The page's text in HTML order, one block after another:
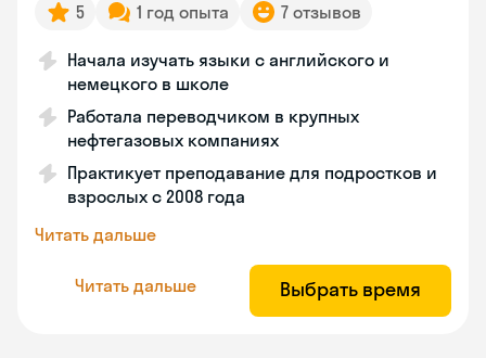
5 1 год опыта 7 отзывов
Начала изучать языки с английского и
немецкого в школе
Работала переводчиком в крупных
нефтегазовых компаниях
Практикует преподавание для подростков и
взрослых с 2008 года
Читать дальше
Читать дальше Выбрать время